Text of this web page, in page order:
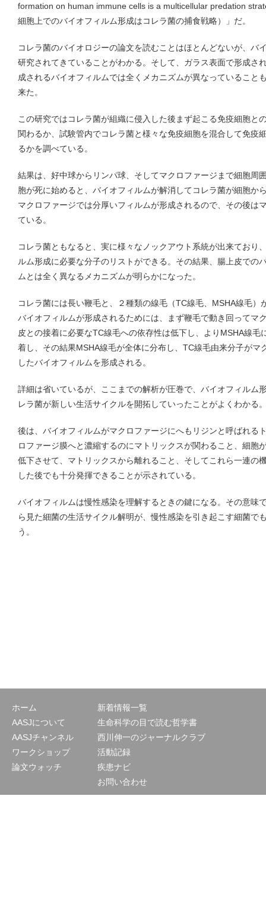
formation on human immune cells is a multicellular predation
細胞上でのバイオフィルム形成はコレラ菌の捕食戦略）」だ。
コレラ菌のバイオロジーの論文を読むことはほとんどないが、バ
研究されてきていることがわかる。そして、ガラス表面で形成さ
成されるバイオフィルムでは全くメカニズムが異なっていること
来た。
この研究ではコレラ菌が組織に侵入した後まず起こる免疫細胞と
関わるか、試験管内でコレラ菌と様々な免疫細胞を混合して免疫
るかを調べている。
結果は、好中球からリンパ球、そしてマクロファージまで細胞周
胞が死に始めると、バイオフィルムが解消してコレラ菌が細胞か
マクロファージでは分厚いフィルムが形成されるので、その後は
ている。
コレラ菌ともなると、実に様々なノックアウト系統が出来ており
ルム形成に必要な分子のリストができる。その結果、腸上皮での
ムとは全く異なるメカニズムが明らかになった。
コレラ菌には長い鞭毛と、２種類の線毛（TC線毛、MSHA線毛）
バイオフィルムが形成されるためには、まず鞭毛で動き回ってマ
皮との接着に必要なTC線毛への依存性は低下し、よりMSHA線毛
着し、その結果MSHA線毛が全体に分布し、TC線毛由来分子がマ
したバイオフィルムを形成される。
詳細は省いているが、ここまでの解析が圧巻で、バイオフィルム
レラ菌が新しい生活サイクルを開拓していったことがよくわかる
後は、バイオフィルムがマクロファージにへもリジンと呼ばれる
ロファージ膜へと濃縮するのにマトリックスが関わること、細胞
低下させて、マトリックスから離れること、そしてこれら一連の
した後でも十分発揮できることが示されている。
バイオフィルムは慢性感染を理解するときの鍵になる。その意味
ら見た細菌の生活サイクル解明が、慢性感染を引き起こす細菌で
う。
ホーム
AASJについて
AASJチャンネル
ワークショップ
論文ウォッチ
新着情報一覧
生命科学の目で読む哲学書
西川伸一のジャーナルクラブ
活動記録
疾患ナビ
お問い合わせ